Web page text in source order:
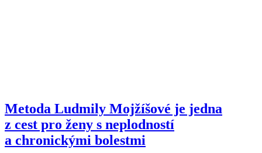
Metoda Ludmily Mojžíšové je jedna
z cest pro ženy s neplodností
a chronickými bolestmi